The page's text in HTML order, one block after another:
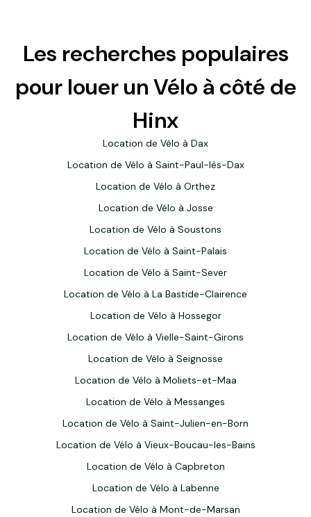
Les recherches populaires
pour louer un Vélo à côté de
Hinx
Location de Vélo à Dax
Location de Vélo à Saint-Paul-lès-Dax
Location de Vélo à Orthez
Location de Vélo à Josse
Location de Vélo à Soustons
Location de Vélo à Saint-Palais
Location de Vélo à Saint-Sever
Location de Vélo à La Bastide-Clairence
Location de Vélo à Hossegor
Location de Vélo à Vielle-Saint-Girons
Location de Vélo à Seignosse
Location de Vélo à Moliets-et-Maa
Location de Vélo à Messanges
Location de Vélo à Saint-Julien-en-Born
Location de Vélo à Vieux-Boucau-les-Bains
Location de Vélo à Capbreton
Location de Vélo à Labenne
Location de Vélo à Mont-de-Marsan